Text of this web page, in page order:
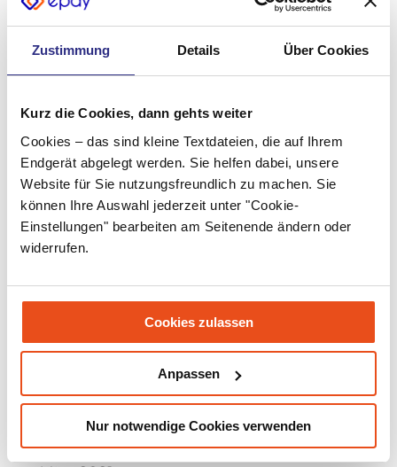
Zustimmung Details Über Cookies
Kurz die Cookies, dann gehts weiter
Cookies – das sind kleine Textdateien, die auf Ihrem
Endgerät abgelegt werden. Sie helfen dabei, unsere
Website für Sie nutzungsfreundlich zu machen. Sie
können Ihre Auswahl jederzeit unter "Cookie-
Einstellungen" bearbeiten am Seitenende ändern oder
widerrufen.
Cookies zulassen
Anpassen
Nur notwendige Cookies verwenden
Juni 2022
Mai 2022
Februar 2022
Januar 2022
Dezember 2021
Oktober 2021
September 2021
Juni 2021
Mai 2021